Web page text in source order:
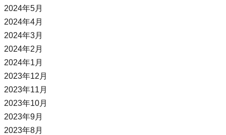
2024年5月
2024年4月
2024年3月
2024年2月
2024年1月
2023年12月
2023年11月
2023年10月
2023年9月
2023年8月